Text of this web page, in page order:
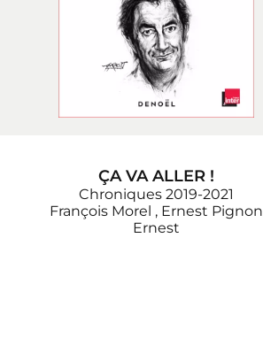
ÇA VA ALLER !
Chroniques 2019-2021
François Morel , Ernest Pignon
Ernest